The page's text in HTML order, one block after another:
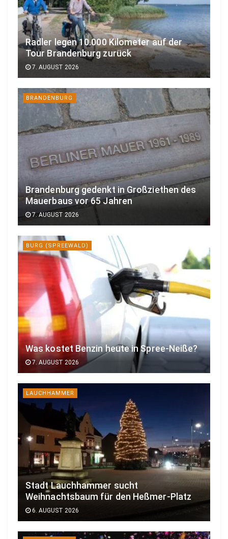
Radler legen 10.000 Kilometer auf der
Tour Brandenburg zurück
7. AUGUST 2026
BRANDENBURG
Brandenburg gedenkt in Großziethen des
Mauerbaus vor 65 Jahren
7. AUGUST 2026
BURG (SPREEWALD)
Was kostet Benzin heute in Spree-Neiße?
7. AUGUST 2026
LAUCHHAMMER
Stadt Lauchhammer sucht
Weihnachtsbaum für den Heßmer-Platz
6. AUGUST 2026